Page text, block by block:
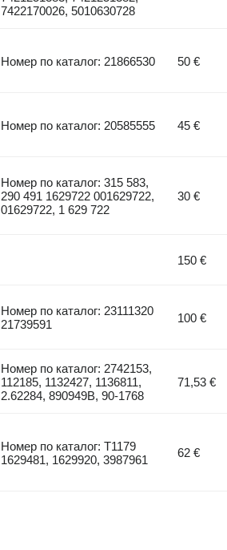
7422170026, 5010630728
Номер по каталог: 21866530 50 €
Номер по каталог: 20585555 45 €
Номер по каталог: 315 583,
290 491 1629722 001629722,
01629722, 1 629 722
30 €
150 €
Номер по каталог: 23111320
21739591
100 €
Номер по каталог: 2742153,
112185, 1132427, 1136811,
2.62284, 890949B, 90-1768
71,53 €
Номер по каталог: T1179
1629481, 1629920, 3987961
62 €